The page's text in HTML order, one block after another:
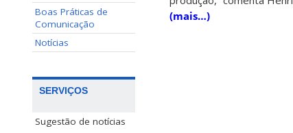
Boas Práticas de
Comunicação
Notícias
SERVIÇOS
Sugestão de notícias
(mais…)